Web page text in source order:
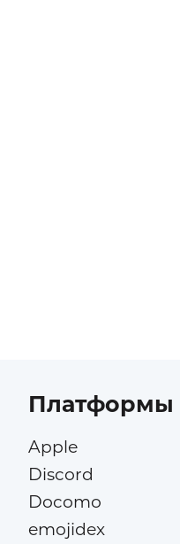
Платформы
Apple
Discord
Docomo
emojidex